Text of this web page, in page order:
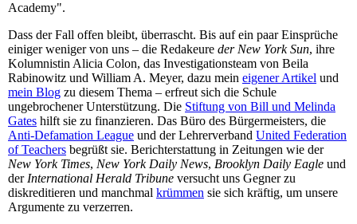
Academy".
Dass der Fall offen bleibt, überrascht. Bis auf ein paar Einsprüche
einiger weniger von uns – die Redakeure der New York Sun, ihre
Kolumnistin Alicia Colon, das Investigationsteam von Beila
Rabinowitz und William A. Meyer, dazu mein eigener Artikel und
mein Blog zu diesem Thema – erfreut sich die Schule
ungebrochener Unterstützung. Die Stiftung von Bill und Melinda
Gates hilft sie zu finanzieren. Das Büro des Bürgermeisters, die
Anti-Defamation League und der Lehrerverband United Federation
of Teachers begrüßt sie. Berichterstattung in Zeitungen wie der
New York Times, New York Daily News, Brooklyn Daily Eagle und
der International Herald Tribune versucht uns Gegner zu
diskreditieren und manchmal krümmen sie sich kräftig, um unsere
Argumente zu verzerren.